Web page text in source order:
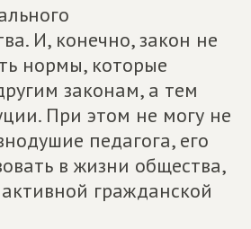
И, конечно, закон не
нормы, которые
законам, а тем
При этом не могу не
педагога, его
в жизни общества,
гражданской